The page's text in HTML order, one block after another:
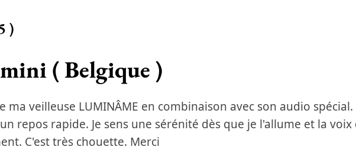
)
( Belgique )
ma veilleuse LUMINÂME en combinaison avec son audio spécial.
repos rapide. Je sens une sérénité dès que je l'allume et la voix
C'est très chouette. Merci